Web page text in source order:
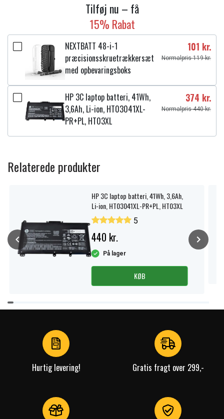
Tilføj nu – få
15% Rabat
NEXTBATT 48-i-1
præcisionsskruetrækkersæt
med opbevaringsboks
101 kr.
Normalpris 119 kr.
HP 3C laptop batteri, 41Wh,
3,6Ah, Li-ion, HT03041XL-
PR+PL, HT03XL
374 kr.
Normalpris 440 kr.
Relaterede produkter
HP 3C laptop batteri, 41Wh, 3,6Ah,
Li-ion, HT03041XL-PR+PL, HT03XL
5
440 kr.
På lager
KØB
Item
1
Hurtig levering! Gratis fragt over 299,-